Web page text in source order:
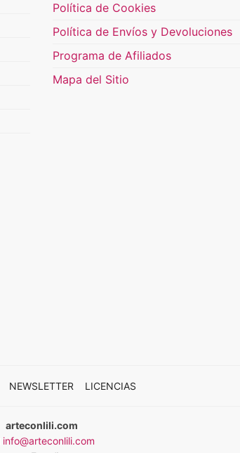
Política de Cookies
Política de Envíos y Devoluciones
Programa de Afiliados
Mapa del Sitio
NEWSLETTER LICENCIAS
arteconlili.com
info@arteconlili.com